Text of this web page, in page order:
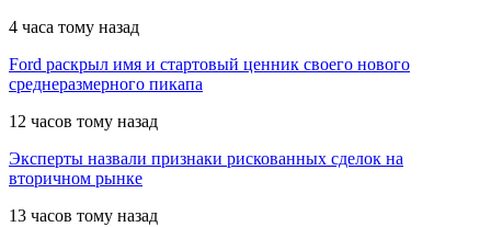
4 часа тому назад
Ford раскрыл имя и стартовый ценник своего нового
среднеразмерного пикапа
12 часов тому назад
Эксперты назвали признаки рискованных сделок на
вторичном рынке
13 часов тому назад